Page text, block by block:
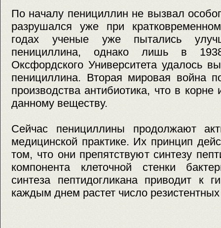
По началу пенициллин не вызвал
разрушался уже при
годах ученые уже пытались
пенициллина, однако лишь в
Оксфордского Университета удалось
пенициллина. Вторая мировая война
производства антибиотика, что в
данному веществу.
Сейчас пенициллины продолжают
медицинской практике. Их принцип
том, что они препятствуют синтезу
компонента клеточной стенки
синтеза пептидогликана приводит к
каждым днем растет число